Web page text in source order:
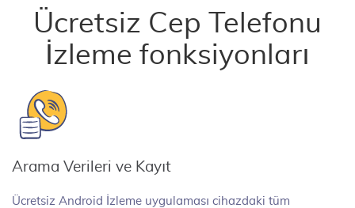
Ücretsiz Cep Telefonu
İzleme fonksiyonları
Arama Verileri ve Kayıt
Ücretsiz Android İzleme uygulaması cihazdaki tüm